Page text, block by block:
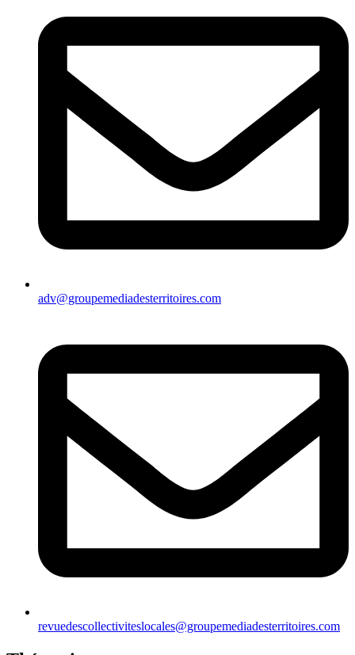
adv@groupemediadesterritoires.com
revuedescollectiviteslocales@groupemediadesterritoires.com